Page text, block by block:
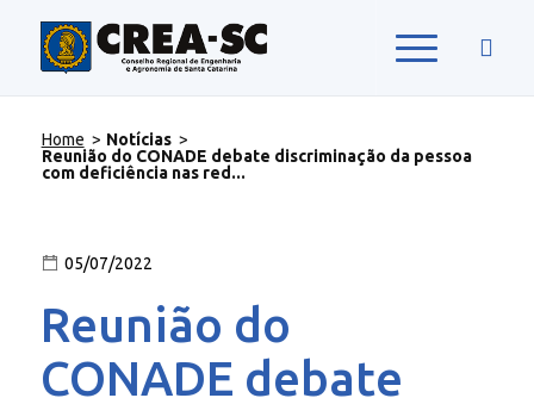
Home > Notícias >
Reunião do CONADE debate discriminação da pessoa
com deficiência nas red...
05/07/2022
Reunião do
CONADE debate